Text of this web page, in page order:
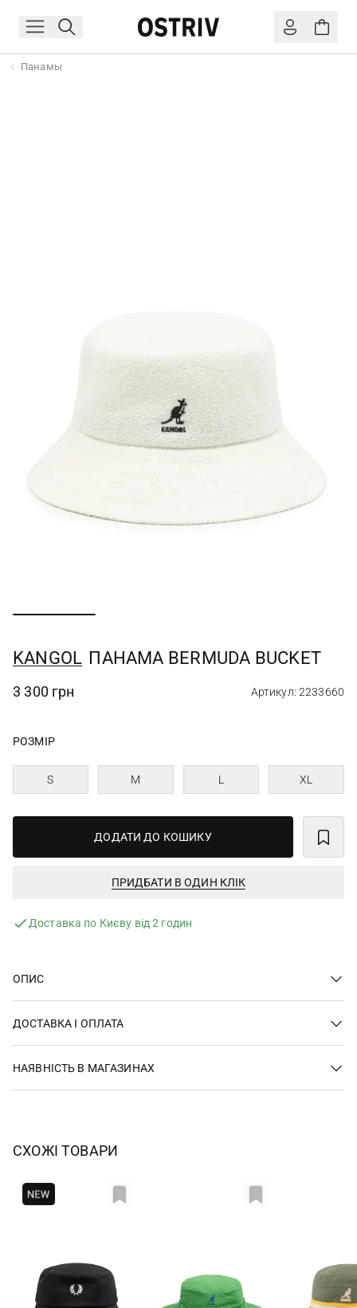
Панамы
KANGOL ПАНАМА BERMUDA BUCKET
3 300 грн Артикул: 2233660
РОЗМІР
S M L XL
ДОДАТИ ДО КОШИКУ
ПРИДБАТИ В ОДИН КЛІК
Доставка по Києву від 2 годин
ОПИС
ДОСТАВКА І ОПЛАТА
НАЯВНІСТЬ В МАГАЗИНАХ
СХОЖІ ТОВАРИ